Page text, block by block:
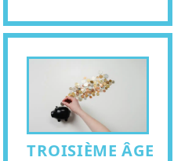
TROISIÈME ÂGE